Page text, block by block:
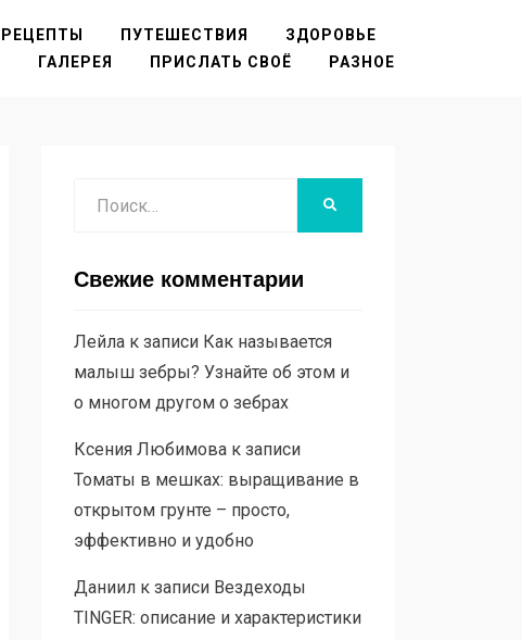
РЕЦЕПТЫ ПУТЕШЕСТВИЯ
ЗДОРОВЬЕ
ГАЛЕРЕЯ ПРИСЛАТЬ СВОЁ РАЗНОЕ
Свежие комментарии
Лейлак записи Как называется
малыш зебры? Узнайте об этом и
о многом другом о зебрах
Ксения Любимовак записи
Томаты в мешках: выращивание в
открытом грунте – просто,
эффективно и удобно
Даниилк записи Вездеходы
TINGER: описание и характеристики